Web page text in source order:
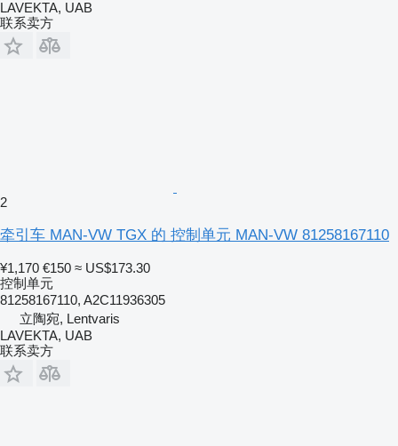
LAVEKTA, UAB
联系卖方
2
牵引车 MAN-VW TGX 的 控制单元 MAN-VW 81258167110
¥1,170 €150 ≈ US$173.30
控制单元
81258167110, A2C11936305
立陶宛, Lentvaris
LAVEKTA, UAB
联系卖方